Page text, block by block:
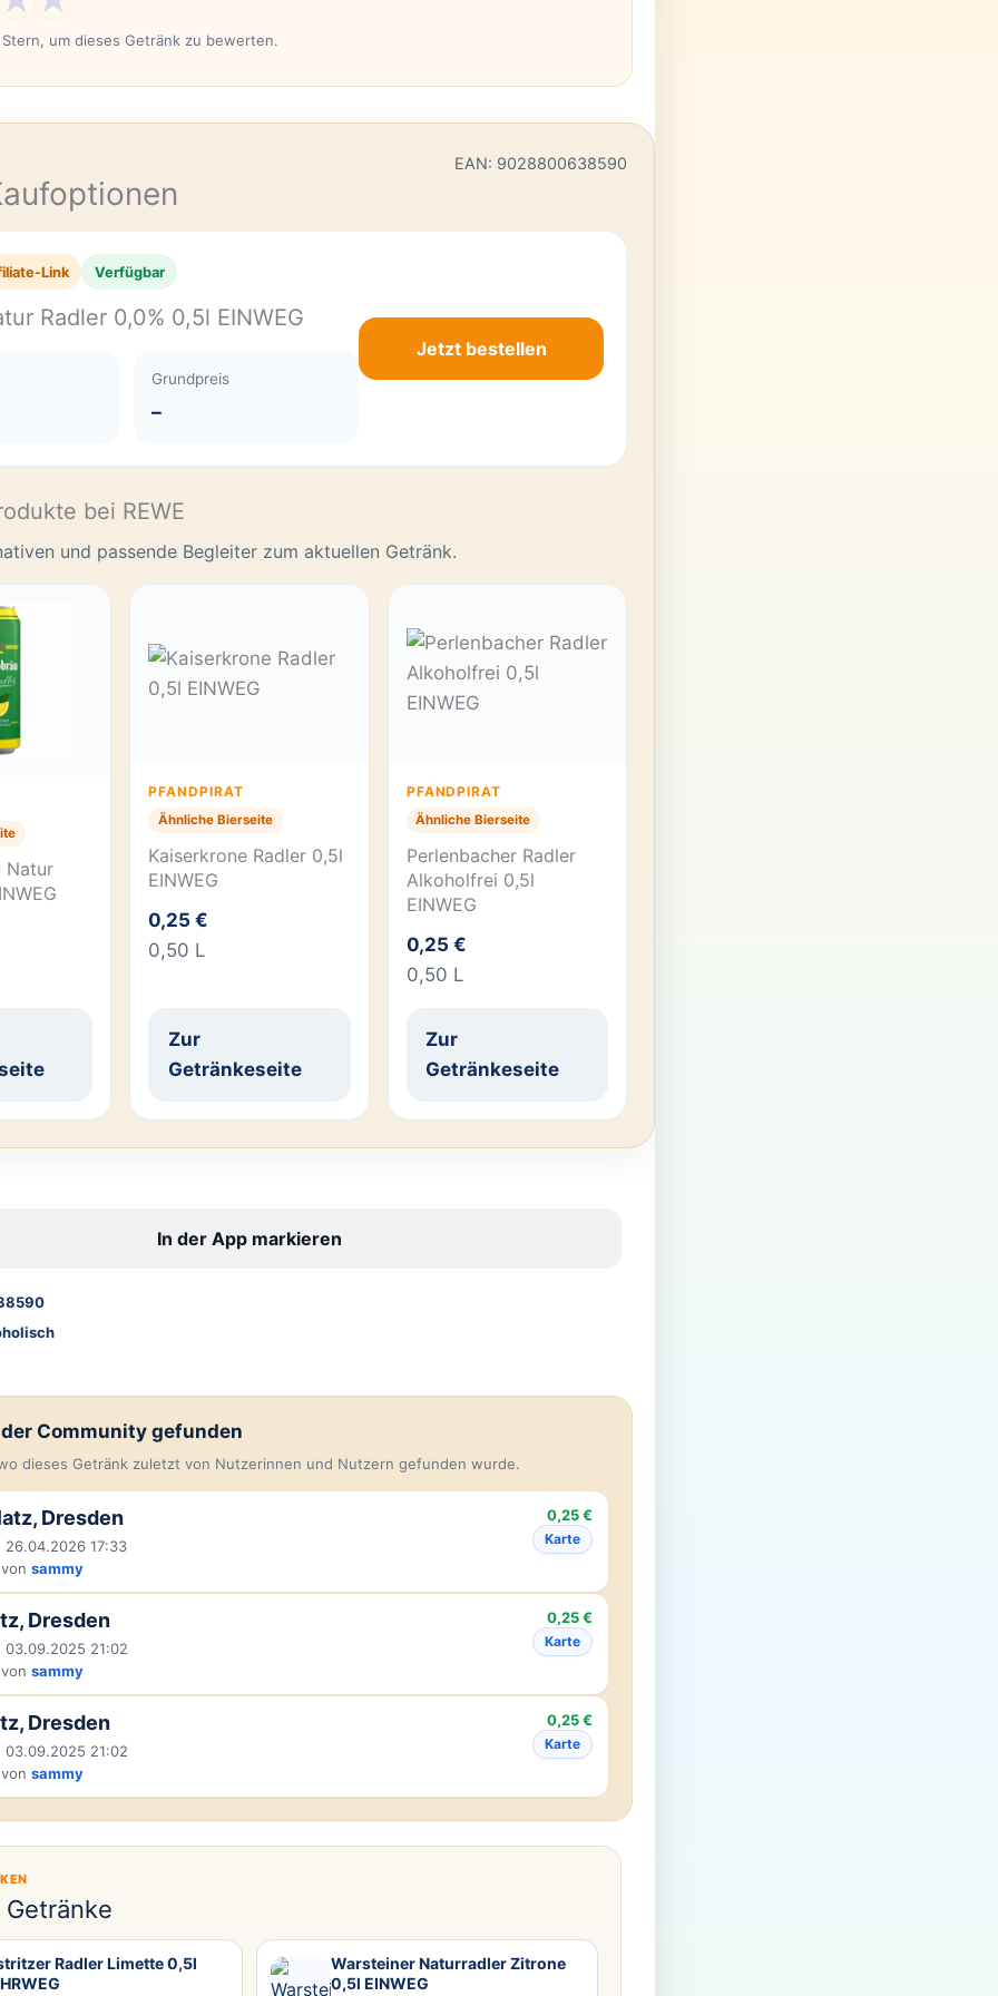
um dieses Getränk zu bewerten.
EAN: 9028800638590
Link Verfügbar
Radler 0,0% 0,5l EINWEG
Grundpreis
–
Jetzt bestellen
bei REWE
und passende Begleiter zum aktuellen Getränk.
Natur
PFANDPIRAT
Ähnliche Bierseite
Kaiserkrone Radler 0,5l
EINWEG
0,25 €
0,50 L
Zur
Getränkeseite
PFANDPIRAT
Ähnliche Bierseite
Perlenbacher Radler
Alkoholfrei 0,5l
EINWEG
0,25 €
0,50 L
Zur
Getränkeseite
In der App markieren
Community gefunden
dieses Getränk zuletzt von Nutzerinnen und Nutzern gefunden wurde.
Dresden
26.04.2026 17:33
sammy
0,25 €
Karte
Dresden
03.09.2025 21:02
sammy
0,25 €
Karte
Dresden
03.09.2025 21:02
sammy
0,25 €
Karte
Radler Limette 0,5l
Warsteiner Naturradler Zitrone
0,5l EINWEG